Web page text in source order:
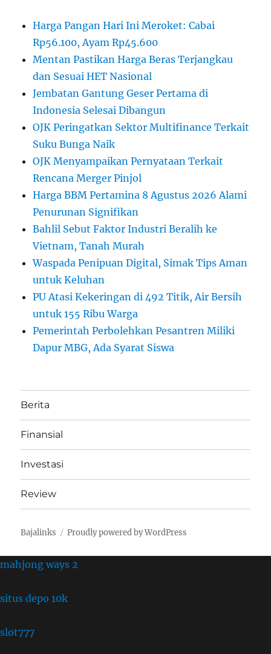
Harga Pangan Hari Ini Meroket: Cabai
Rp56.100, Ayam Rp45.600
Mentan Pastikan Harga Beras Terjangkau
dan Sesuai HET Nasional
Jembatan Gantung Geser Pertama di
Indonesia Selesai Dibangun
OJK Peringatkan Sektor Multifinance Terkait
Suku Bunga Naik
OJK Menyampaikan Pernyataan Terkait
Rencana Merger Pinjol
Harga BBM Pertamina 8 Agustus 2026 Alami
Penurunan Signifikan
Bahlil Sebut Faktor Industri Beralih ke
Vietnam, Tanah Murah
Waspada Penipuan Digital, Simak Tips Aman
untuk Keluhan
PU Atasi Kekeringan di 492 Titik, Air Bersih
untuk 155 Ribu Warga
Pemerintah Perbolehkan Pesantren Miliki
Dapur MBG, Ada Syarat Siswa
Berita
Finansial
Investasi
Review
Bajalinks Proudly powered by WordPress
mahjong ways 2
situs depo 10k
slot777